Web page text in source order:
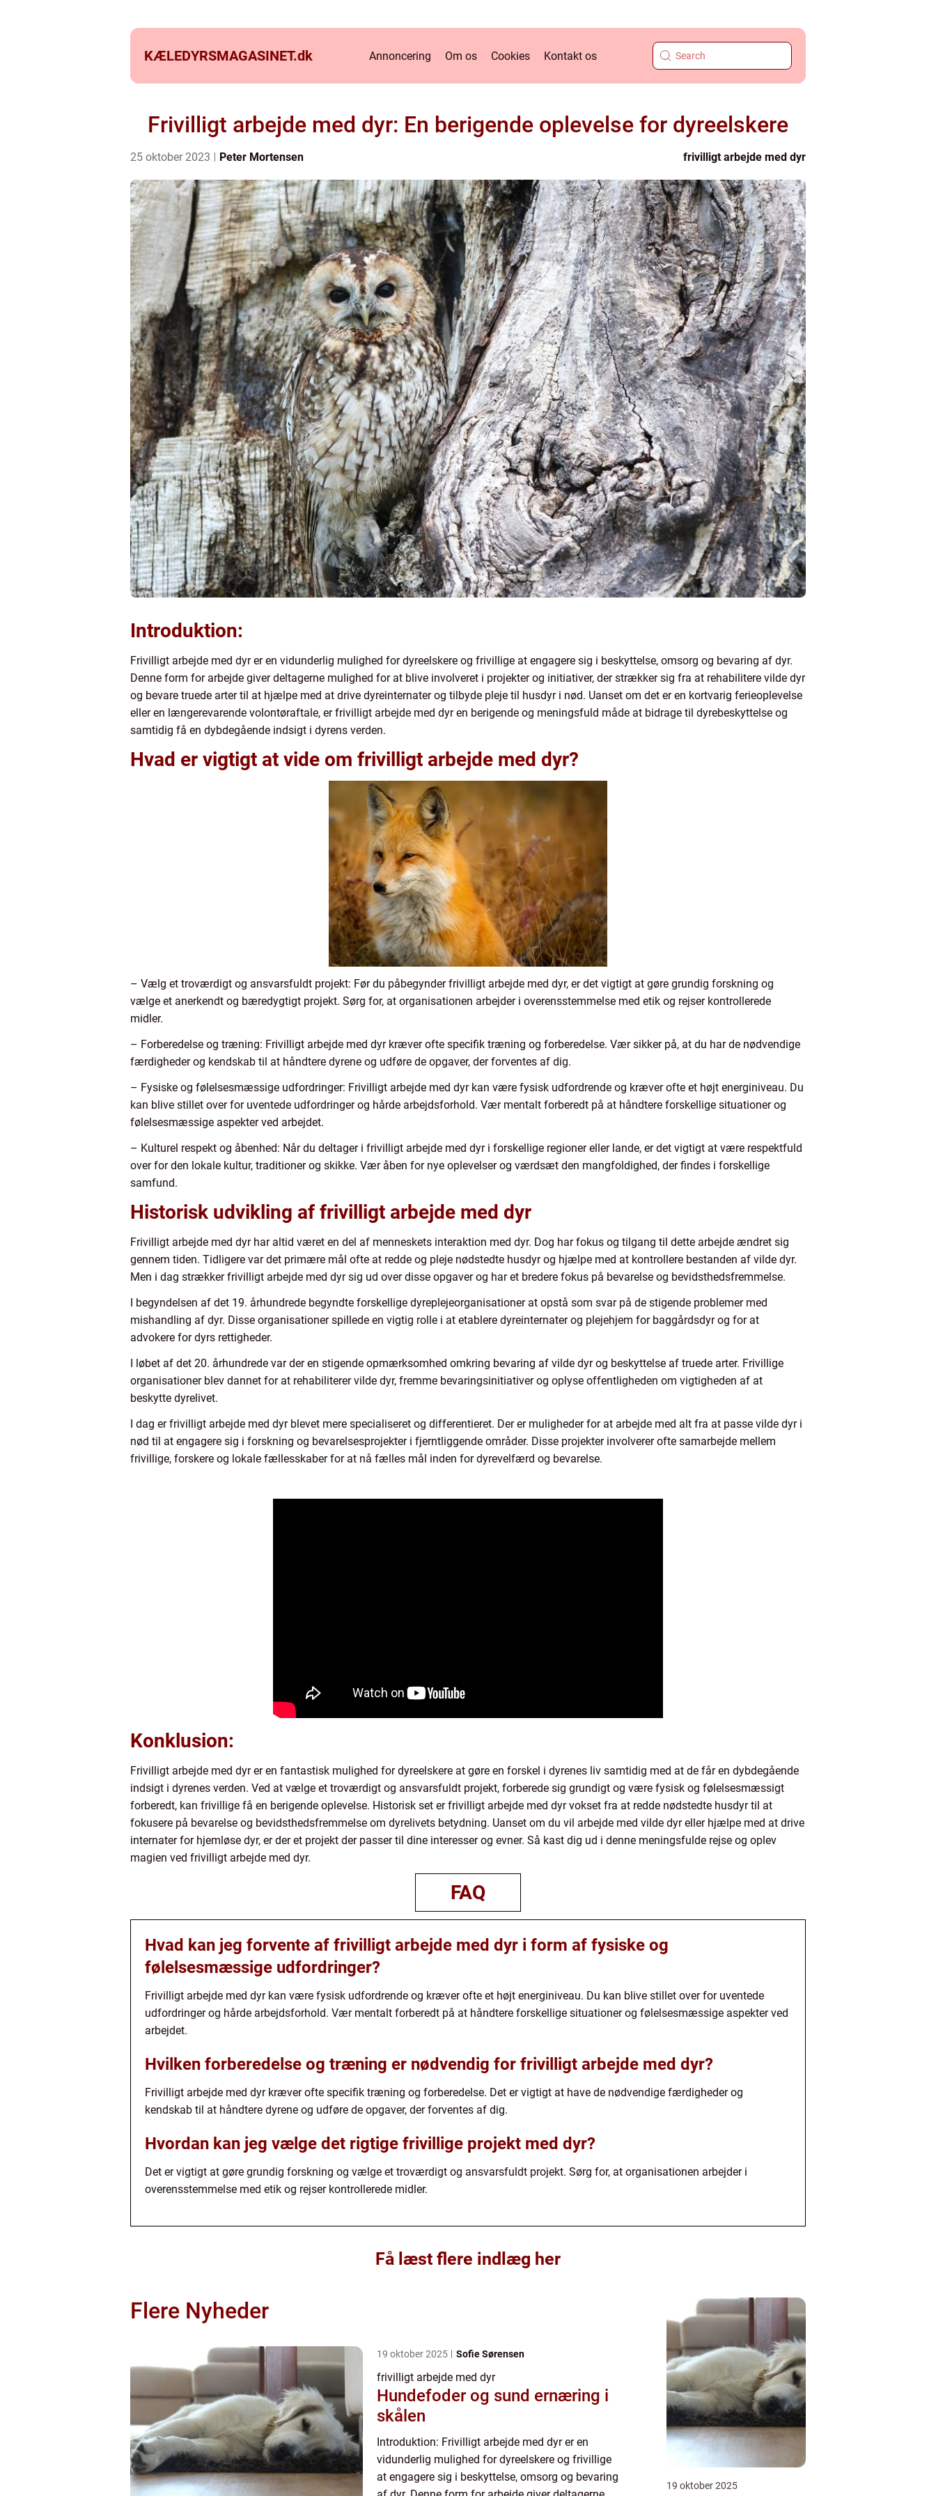
KÆLEDYRSMAGASINET.dk Annoncering Om os Cookies Kontakt os
Frivilligt arbejde med dyr: En berigende oplevelse for dyreelskere
25 oktober 2023 Peter Mortensen frivilligt arbejde med dyr
Introduktion:
Frivilligt arbejde med dyr er en vidunderlig mulighed for dyreelskere og frivillige at engagere sig i beskyttelse, omsorg og bevaring af dyr.
Denne form for arbejde giver deltagerne mulighed for at blive involveret i projekter og initiativer, der strækker sig fra at rehabilitere vilde dyr
og bevare truede arter til at hjælpe med at drive dyreinternater og tilbyde pleje til husdyr i nød. Uanset om det er en kortvarig ferieoplevelse
eller en længerevarende volontøraftale, er frivilligt arbejde med dyr en berigende og meningsfuld måde at bidrage til dyrebeskyttelse og
samtidig få en dybdegående indsigt i dyrens verden.
Hvad er vigtigt at vide om frivilligt arbejde med dyr?
– Vælg et troværdigt og ansvarsfuldt projekt: Før du påbegynder frivilligt arbejde med dyr, er det vigtigt at gøre grundig forskning og
vælge et anerkendt og bæredygtigt projekt. Sørg for, at organisationen arbejder i overensstemmelse med etik og rejser kontrollerede
midler.
– Forberedelse og træning: Frivilligt arbejde med dyr kræver ofte specifik træning og forberedelse. Vær sikker på, at du har de nødvendige
færdigheder og kendskab til at håndtere dyrene og udføre de opgaver, der forventes af dig.
– Fysiske og følelsesmæssige udfordringer: Frivilligt arbejde med dyr kan være fysisk udfordrende og kræver ofte et højt energiniveau. Du
kan blive stillet over for uventede udfordringer og hårde arbejdsforhold. Vær mentalt forberedt på at håndtere forskellige situationer og
følelsesmæssige aspekter ved arbejdet.
– Kulturel respekt og åbenhed: Når du deltager i frivilligt arbejde med dyr i forskellige regioner eller lande, er det vigtigt at være respektfuld
over for den lokale kultur, traditioner og skikke. Vær åben for nye oplevelser og værdsæt den mangfoldighed, der findes i forskellige
samfund.
Historisk udvikling af frivilligt arbejde med dyr
Frivilligt arbejde med dyr har altid været en del af menneskets interaktion med dyr. Dog har fokus og tilgang til dette arbejde ændret sig
gennem tiden. Tidligere var det primære mål ofte at redde og pleje nødstedte husdyr og hjælpe med at kontrollere bestanden af vilde dyr.
Men i dag strækker frivilligt arbejde med dyr sig ud over disse opgaver og har et bredere fokus på bevarelse og bevidsthedsfremmelse.
I begyndelsen af det 19. århundrede begyndte forskellige dyreplejeorganisationer at opstå som svar på de stigende problemer med
mishandling af dyr. Disse organisationer spillede en vigtig rolle i at etablere dyreinternater og plejehjem for baggårdsdyr og for at
advokere for dyrs rettigheder.
I løbet af det 20. århundrede var der en stigende opmærksomhed omkring bevaring af vilde dyr og beskyttelse af truede arter. Frivillige
organisationer blev dannet for at rehabiliterer vilde dyr, fremme bevaringsinitiativer og oplyse offentligheden om vigtigheden af at
beskytte dyrelivet.
I dag er frivilligt arbejde med dyr blevet mere specialiseret og differentieret. Der er muligheder for at arbejde med alt fra at passe vilde dyr i
nød til at engagere sig i forskning og bevarelsesprojekter i fjerntliggende områder. Disse projekter involverer ofte samarbejde mellem
frivillige, forskere og lokale fællesskaber for at nå fælles mål inden for dyrevelfærd og bevarelse.
Konklusion:
Frivilligt arbejde med dyr er en fantastisk mulighed for dyreelskere at gøre en forskel i dyrenes liv samtidig med at de får en dybdegående
indsigt i dyrenes verden. Ved at vælge et troværdigt og ansvarsfuldt projekt, forberede sig grundigt og være fysisk og følelsesmæssigt
forberedt, kan frivillige få en berigende oplevelse. Historisk set er frivilligt arbejde med dyr vokset fra at redde nødstedte husdyr til at
fokusere på bevarelse og bevidsthedsfremmelse om dyrelivets betydning. Uanset om du vil arbejde med vilde dyr eller hjælpe med at drive
internater for hjemløse dyr, er der et projekt der passer til dine interesser og evner. Så kast dig ud i denne meningsfulde rejse og oplev
magien ved frivilligt arbejde med dyr.
FAQ
Hvad kan jeg forvente af frivilligt arbejde med dyr i form af fysiske og
følelsesmæssige udfordringer?
Frivilligt arbejde med dyr kan være fysisk udfordrende og kræver ofte et højt energiniveau. Du kan blive stillet over for uventede
udfordringer og hårde arbejdsforhold. Vær mentalt forberedt på at håndtere forskellige situationer og følelsesmæssige aspekter ved
arbejdet.
Hvilken forberedelse og træning er nødvendig for frivilligt arbejde med dyr?
Frivilligt arbejde med dyr kræver ofte specifik træning og forberedelse. Det er vigtigt at have de nødvendige færdigheder og
kendskab til at håndtere dyrene og udføre de opgaver, der forventes af dig.
Hvordan kan jeg vælge det rigtige frivillige projekt med dyr?
Det er vigtigt at gøre grundig forskning og vælge et troværdigt og ansvarsfuldt projekt. Sørg for, at organisationen arbejder i
overensstemmelse med etik og rejser kontrollerede midler.
Få læst flere indlæg her
Flere Nyheder
19 oktober 2025 Sofie Sørensen
frivilligt arbejde med dyr
Hundefoder og sund ernæring i
skålen
Introduktion: Frivilligt arbejde med dyr er en
vidunderlig mulighed for dyreelskere og frivillige
at engagere sig i beskyttelse, omsorg og bevaring
19 oktober 2025